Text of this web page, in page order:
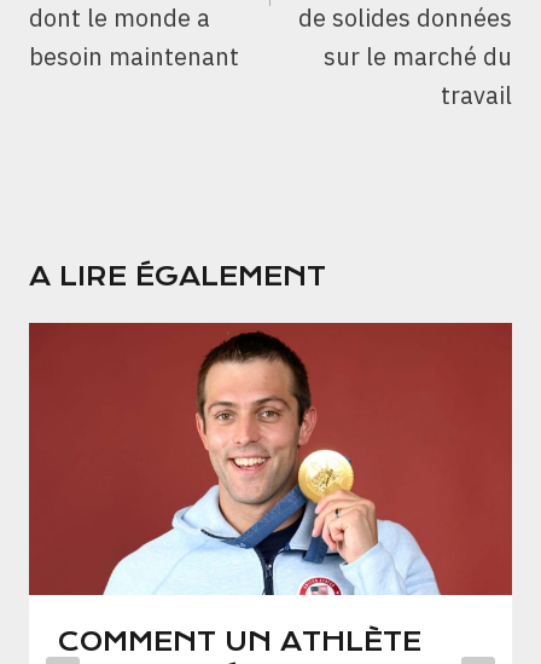
dont le monde a
besoin maintenant
de solides données
sur le marché du
travail
A LIRE ÉGALEMENT
COMMENT UN ATHLÈTE